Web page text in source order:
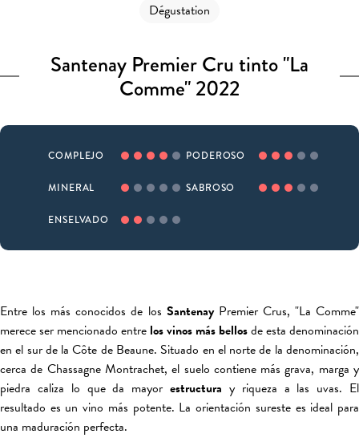
Dégustation
Santenay Premier Cru tinto "La
Comme" 2022
COMPLEJO PODEROSO
MINERAL SABROSO
ENSELVADO
Entre los más conocidos de los SantenayPremier Crus, "La Comme"
merece ser mencionado entre los vinos más bellosde esta denominación
en el sur de la Côte de Beaune. Situado en el norte de la denominación,
cerca de Chassagne Montrachet, el suelo contiene más grava, marga y
piedra caliza lo que da mayor estructura y riqueza a las uvas. El
resultado es un vino más potente. La orientación sureste es ideal para
una maduración perfecta.